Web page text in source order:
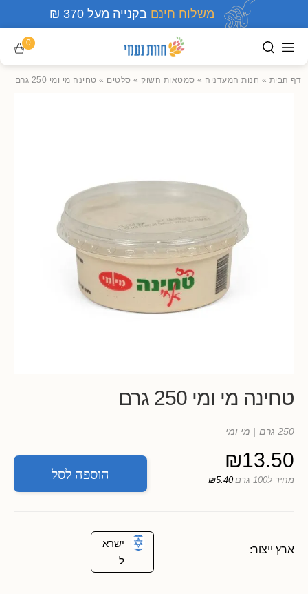
משלוח חינם בקנייה מעל 370 ₪
0
דף הבית » חנות המעדניה » סמטאות השוק » סלטים » טחינה מי ומי 250 גרם
טחינה מי ומי 250 גרם
250 גרם | מי ומי
₪13.50
מחיר ל100 גרם ₪5.40 הוספה לסל
ארץ ייצור:
ישרא
ל